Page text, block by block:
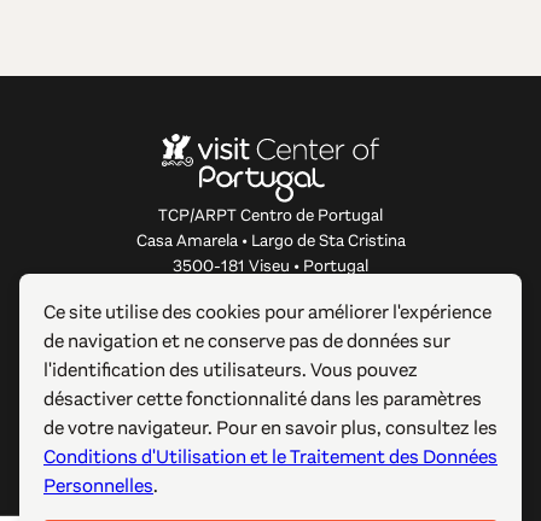
TCP/ARPT Centro de Portugal
Casa Amarela • Largo de Sta Cristina
3500-181 Viseu • Portugal
À PROPOS DE CE SITE WEB
LIENS UTILES
SUIVEZ-NOUS
Ce site utilise des cookies pour améliorer l'expérience
de navigation et ne conserve pas de données sur
l'identification des utilisateurs. Vous pouvez
désactiver cette fonctionnalité dans les paramètres
de votre navigateur. Pour en savoir plus, consultez les
Conditions d'Utilisation et le Traitement des Données
Personnelles.